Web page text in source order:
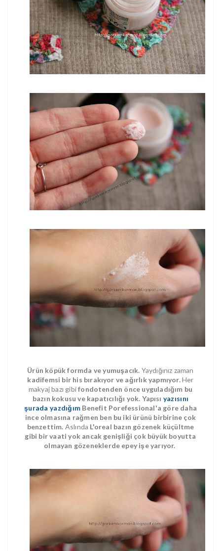
Ürün köpük formda ve yumuşacık. Yaydığınız zaman
kadifemsi bir his bırakıyor ve ağırlık yapmıyor.Her
makyaj bazı gibifondotenden önce uyguladığım bu
bazın kokusu ve kapatıcılığı yok. Yapısı yazısını
şurada yazdığım Benefit Porefessional'a göre daha
ince olmasına rağmen ben bu iki ürünü birbirine çok
benzettim. Aslında L'oreal bazın gözenek küçültme
gibi bir vaati yok ancak genişliği çok büyük boyutta
olmayan gözeneklerde epey işe yarıyor.